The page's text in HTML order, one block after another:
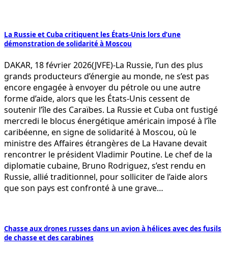
La Russie et Cuba critiquent les États-Unis lors d’une
démonstration de solidarité à Moscou
DAKAR, 18 février 2026(JVFE)-La Russie, l’un des plus
grands producteurs d’énergie au monde, ne s’est pas
encore engagée à envoyer du pétrole ou une autre
forme d’aide, alors que les États-Unis cessent de
soutenir l’île des Caraïbes. La Russie et Cuba ont fustigé
mercredi le blocus énergétique américain imposé à l’île
caribéenne, en signe de solidarité à Moscou, où le
ministre des Affaires étrangères de La Havane devait
rencontrer le président Vladimir Poutine. Le chef de la
diplomatie cubaine, Bruno Rodriguez, s’est rendu en
Russie, allié traditionnel, pour solliciter de l’aide alors
que son pays est confronté à une grave…
Chasse aux drones russes dans un avion à hélices avec des fusils
de chasse et des carabines